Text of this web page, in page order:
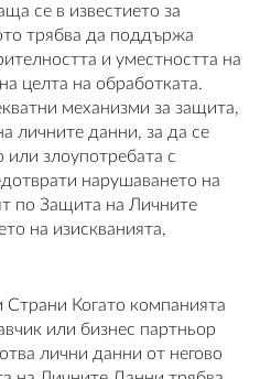
се в известието за
трябва да поддържа
и уместността на
целта на обработката.
механизми за защита,
личните данни, за да се
или злоупотребата с
нарушаването на
по Защита на Личните
на изискванията,
Страни Когато компанията
или бизнес партньор
лични данни от негово